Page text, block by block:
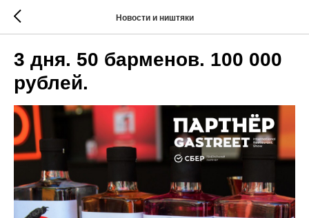
Новости и ништяки
3 дня. 50 барменов. 100 000
рублей.